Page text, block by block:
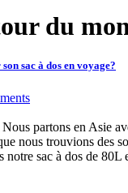
du
sac à dos en voyage?
partons en Asie
nous trouvions des
notre sac à dos de 80L